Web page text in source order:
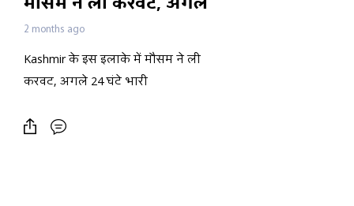
24 घंटे भारी
2 months ago
Kashmir के इस इलाके में मौसम ने ली
करवट, अगले 24 घंटे भारी